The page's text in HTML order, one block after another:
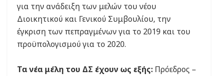
για την ανάδειξη των μελών του νέου
Διοικητικού και Γενικού Συμβουλίου, την
έγκριση των πεπραγμένων για το 2019 και του
προϋπολογισμού για το 2020.
Τα νέα μέλη του ΔΣ έχουν ως εξής: Πρόεδρος –